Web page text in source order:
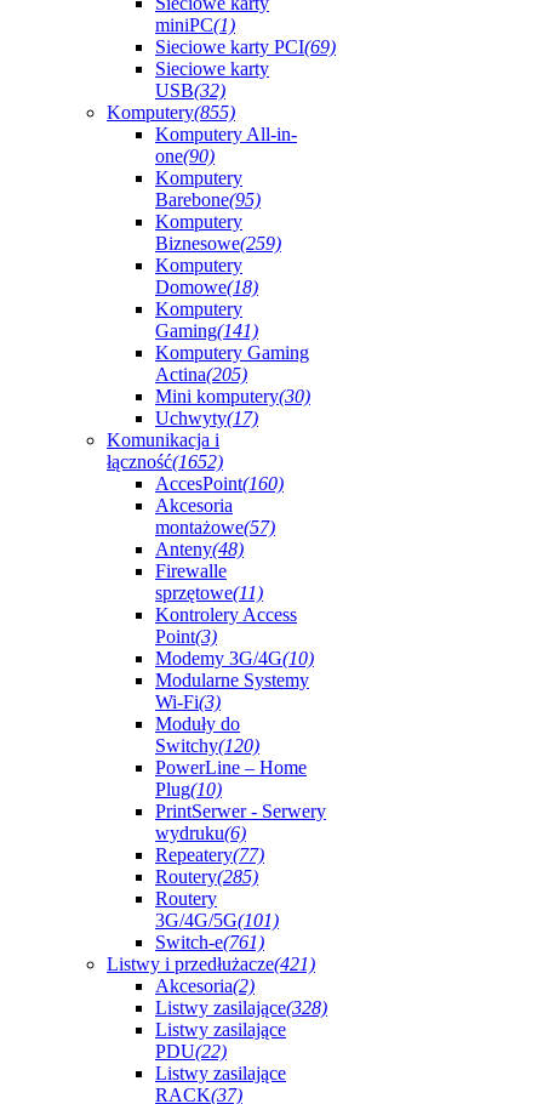
miniPC(1)
Sieciowe karty PCI(69)
Sieciowe karty
USB(32)
Komputery(855)
Komputery All-in-
one(90)
Komputery
Barebone(95)
Komputery
Biznesowe(259)
Komputery
Domowe(18)
Komputery
Gaming(141)
Komputery Gaming
Actina(205)
Mini komputery(30)
Uchwyty(17)
Komunikacja i
łączność(1652)
AccesPoint(160)
Akcesoria
montażowe(57)
Anteny(48)
Firewalle
sprzętowe(11)
Kontrolery Access
Point(3)
Modemy 3G/4G(10)
Modularne Systemy
Wi-Fi(3)
Moduły do
Switchy(120)
PowerLine – Home
Plug(10)
PrintSerwer - Serwery
wydruku(6)
Repeatery(77)
Routery(285)
Routery
3G/4G/5G(101)
Switch-e(761)
Listwy i przedłużacze(421)
Akcesoria(2)
Listwy zasilające(328)
Listwy zasilające
PDU(22)
Listwy zasilające
RACK(37)